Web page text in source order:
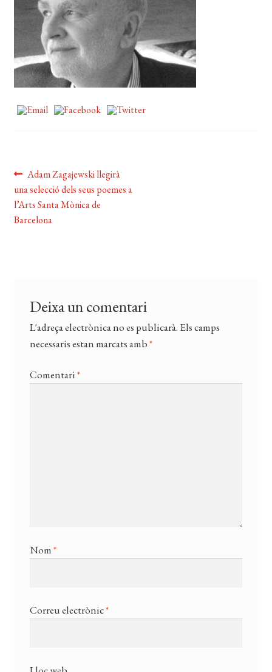
EL MEU COMPTE
CERCAR
WISHLIST
Navegació
d'entrades
Entrada
anterior:
Adam Zagajewski llegirà
una selecció dels seus poemes a
l’Arts Santa Mònica de
Barcelona
Deixa un comentari
L'adreça electrònica no es publicarà. Els camps
necessaris estan marcats amb*
Comentari*
Nom*
Correu electrònic*